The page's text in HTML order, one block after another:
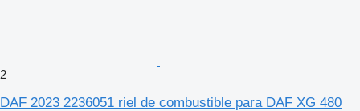
2
DAF 2023 2236051 riel de combustible para DAF XG 480